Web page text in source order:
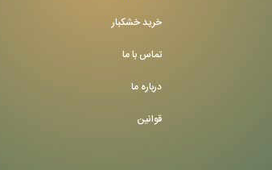
خرید خشکبار
تماس با ما
درباره ما
قوانین